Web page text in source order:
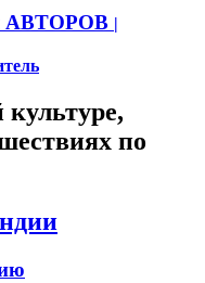
АВТОРОВ |
по